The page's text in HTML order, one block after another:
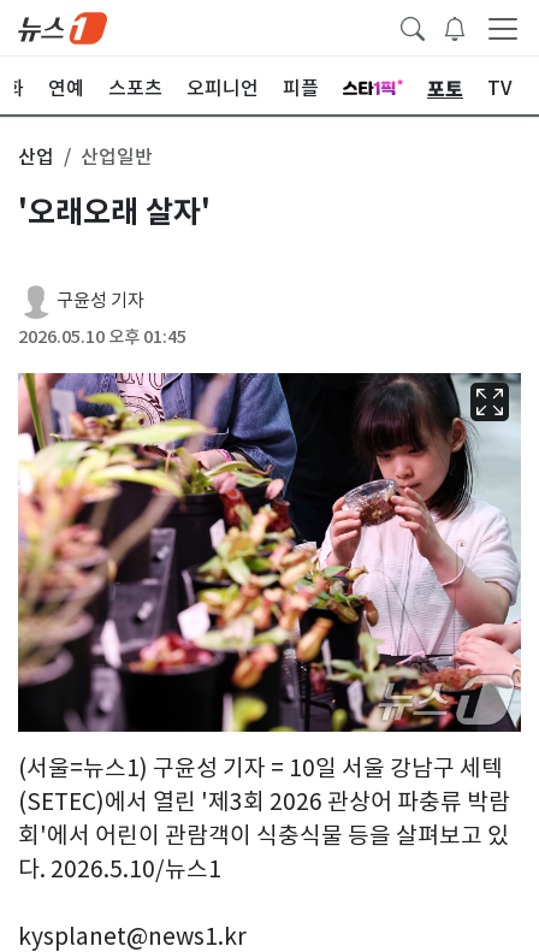
화 연예 스포츠 오피니언 피플 포토 TV
산업 산업일반
'오래오래 살자'
구윤성 기자
2026.05.10 오후 01:45
(서울=뉴스1) 구윤성 기자 = 10일 서울 강남구 세텍
(SETEC)에서 열린 '제3회 2026 관상어 파충류 박람
회'에서 어린이 관람객이 식충식물 등을 살펴보고 있
다. 2026.5.10/뉴스1
kysplanet@news1.kr